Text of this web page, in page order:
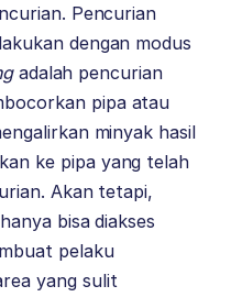
Pencurian
dengan modus
adalah pencurian
pipa atau
minyak hasil
ke pipa yang telah
Akan tetapi,
bisa diakses
pelaku
yang sulit